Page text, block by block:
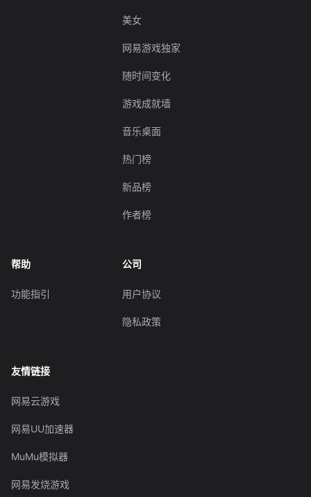
美女
网易游戏独家
随时间变化
游戏成就墙
音乐桌面
热门榜
新品榜
作者榜
帮助
功能指引
公司
用户协议
隐私政策
友情链接
网易云游戏
网易UU加速器
MuMu模拟器
网易发烧游戏